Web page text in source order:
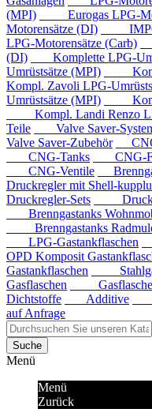
(MPI)
Eurogas LPG-
Motorensätze (DI)
LPG-Motorensätze (Carb)
(DI)
Komplette LPG-
Umrüstsätze (MPI)
Kompl. Zavoli LPG-
Umrüstsätze (MPI)
Kompl. Landi Renzo
Teile
Valve Saver-
Valve Saver-Zubehör
CNG-Tanks
CNG-
CNG-Ventile
Druckregler mit Shell-
Druckregler-Sets
Brenngastanks
Brenngastanks
LPG-Gastankflaschen
OPD Komposit
Gastankflaschen
Gasflaschen
Dichtstoffe
Additive
auf Anfrage
Suche
Menü
Menü
Zurück